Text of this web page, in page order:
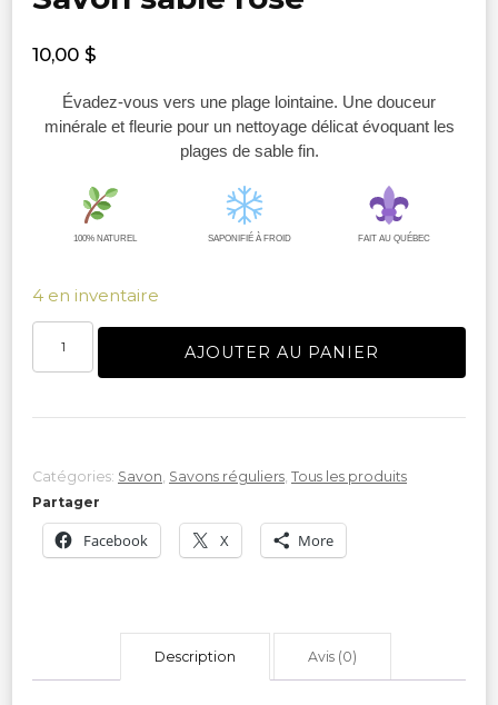
10,00 $
Évadez-vous vers une plage lointaine. Une douceur
minérale et fleurie pour un nettoyage délicat évoquant les
plages de sable fin.
100% NATUREL SAPONIFIÉ À FROID FAIT AU QUÉBEC
4 en inventaire
sable
AJOUTER AU PANIER
Catégories: Savon, Savons réguliers, Tous les produits
Partager
Facebook X More
Description Avis (0)